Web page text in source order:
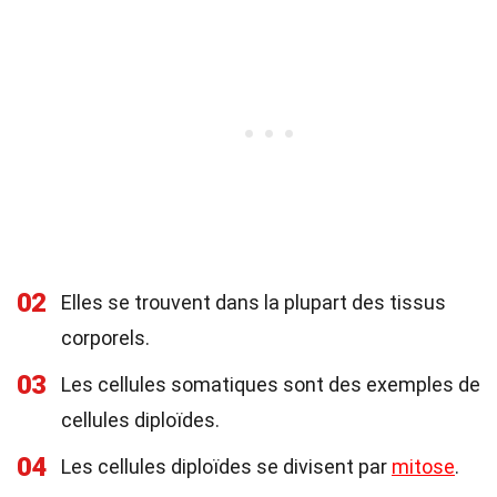
02
Elles se trouvent dans la plupart des tissus
corporels.
03
Les cellules somatiques sont des exemples de
cellules diploïdes.
04 Les cellules diploïdes se divisent par mitose.